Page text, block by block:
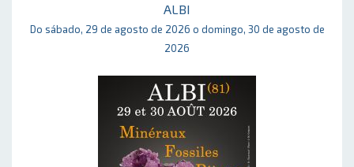
ALBI
Do sábado, 29 de agosto de 2026 o domingo, 30 de agosto de
2026